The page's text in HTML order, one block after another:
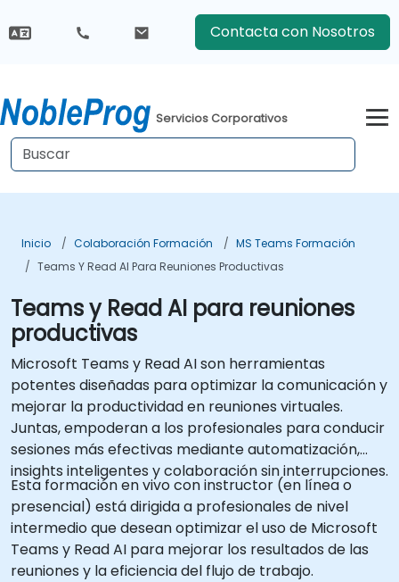
Contacta con Nosotros
Servicios Corporativos
Inicio Colaboración Formación
MS Teams Formación
Teams Y Read AI Para Reuniones Productivas
Teams y Read AI para reuniones
productivas
Microsoft Teams y Read AI son herramientas
potentes diseñadas para optimizar la comunicación y
mejorar la productividad en reuniones virtuales.
Juntas, empoderan a los profesionales para conducir
sesiones más efectivas mediante automatización,
insights inteligentes y colaboración sin interrupciones.
Esta formación en vivo con instructor (en línea o
presencial) está dirigida a profesionales de nivel
intermedio que desean optimizar el uso de Microsoft
Teams y Read AI para mejorar los resultados de las
reuniones y la eficiencia del flujo de trabajo.